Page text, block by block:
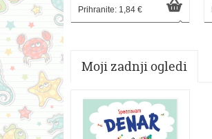
Prihranite: 1,84 €
Moji zadnji ogledi